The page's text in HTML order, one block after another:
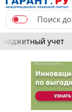
Бюджетный учет